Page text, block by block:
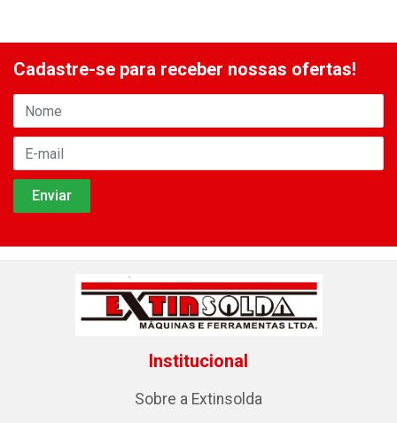
Cadastre-se para receber nossas ofertas!
Institucional
Sobre a Extinsolda